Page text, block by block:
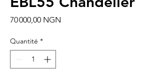
70 000,00 NGN
Quantité *